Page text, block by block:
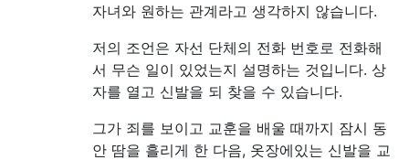
자녀와 원하는 관계라고 생각하지 않습니다.
저의 조언은 자선 단체의 전화 번호로 전화해
서 무슨 일이 있었는지 설명하는 것입니다. 상
자를 열고 신발을 되 찾을 수 있습니다.
그가 죄를 보이고 교훈을 배울 때까지 잠시 동
안 땀을 흘리게 한 다음, 옷장에있는 신발을 교